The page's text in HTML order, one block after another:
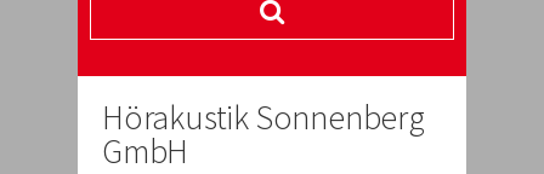
Hörakustik Sonnenberg
GmbH